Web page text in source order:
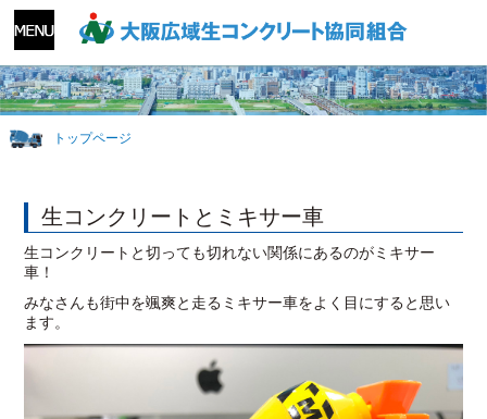
トップページ
生コンクリートとミキサー車
生コンクリートと切っても切れない関係にあるのがミキサー
車！
みなさんも街中を颯爽と走るミキサー車をよく目にすると思い
ます。